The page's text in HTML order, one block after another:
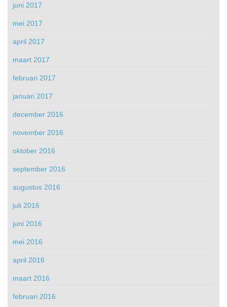
juni 2017
mei 2017
april 2017
maart 2017
februari 2017
januari 2017
december 2016
november 2016
oktober 2016
september 2016
augustus 2016
juli 2016
juni 2016
mei 2016
april 2016
maart 2016
februari 2016